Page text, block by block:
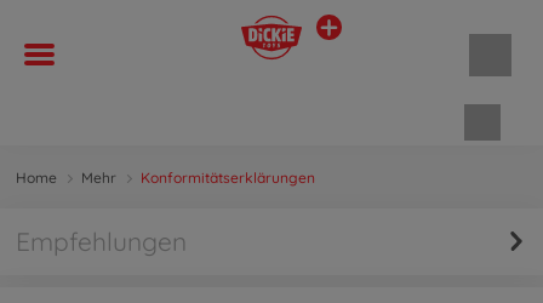
Home Mehr Konformitätserklärungen
Empfehlungen